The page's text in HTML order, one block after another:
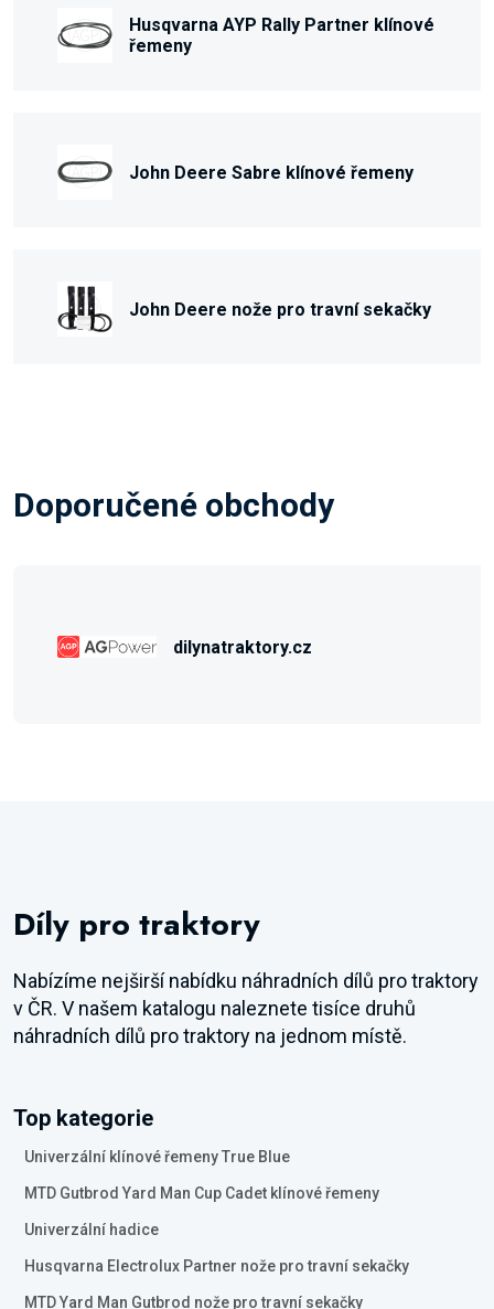
Husqvarna AYP Rally Partner klínové
řemeny
John Deere Sabre klínové řemeny
John Deere nože pro travní sekačky
Doporučené obchody
dilynatraktory.cz
Díly pro traktory
Nabízíme nejširší nabídku náhradních dílů pro traktory
v ČR. V našem katalogu naleznete tisíce druhů
náhradních dílů pro traktory na jednom místě.
Top kategorie
Univerzální klínové řemeny True Blue
MTD Gutbrod Yard Man Cup Cadet klínové řemeny
Univerzální hadice
Husqvarna Electrolux Partner nože pro travní sekačky
MTD Yard Man Gutbrod nože pro travní sekačky